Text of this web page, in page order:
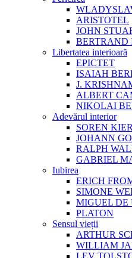
ARISTOTEL
JOHN
BERTRAND
Libertatea interioară
EPICTET
ISAIAH
J.
ALBERT
NIKOLAI
Adevărul interior
SOREN
JOHANN
RALPH
GABRIEL
Iubirea
ERICH
SIMONE
MIGUEL DE
PLATON
Sensul vieții
ARTHUR
WILLIAM
LEV